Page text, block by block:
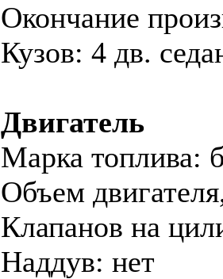
Окончание
Кузов: 4 дв.
Двигатель
Марка топлива:
Объем
Клапанов на
Наддув: нет